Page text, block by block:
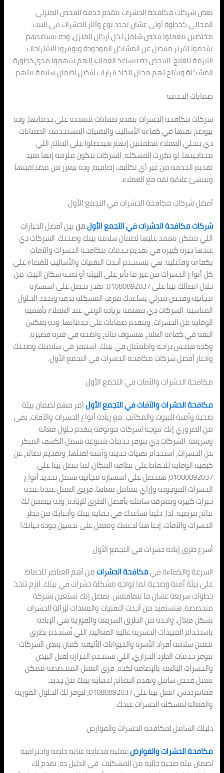
بعض شركات مكافحة الحشرات بتقدم خدمة الفحص المنزلي
المجاني كخطوة أولى عشان تحدد نوع وآثار الحشرات في البيت.
مختصين بيعملوا فحص شامل لكل أركان المنزل، وده بيساعدهم
يقدموا تقرير مفصل عن المشاكل الموجودة ويوفروا الاقتراحات
اللازمة للعلاج. الفحص ده بيساعد العملاء إنهم يفهموا مدى خطورة
المشكلة ويفتح لهم مجال اتخاذ قرارات أفضل لضمان سلامة بيتهم.
ضمانات الخدمة
شركات مكافحة الحشرات بتقدم ضمانات متعددة على خدماتها، وده
بيوضح ثقتها في كفاءة الأساليب والتقنيات المستخدمة. الضمانات
دي بتخلي العملاء مطمئنين إنهم هيحصلوا على النتائج اللي
محتاجينها. لو تكررت المشكلة، الشركات بتكون ملزمة إنها تعيد
تقديم الخدمة من غير أي تكاليف إضافية، وده بيعزز من مصداقيتها
وبينشئ علاقة ثقة مع العملاء.
أفضل شركات مكافحة الحشرات في التجمع الأول
شركات مكافحة الحشرات في التجمع الأولمنبين أفضل الخيارات
اللي ممكن تعتمد عليها لضمان سلامة بيتك وصحتك. الشركات دي
عندها خبرة كبيرة في تقديم خدمات مكافحة الحشرات والآفات
بكفاءة وفاعلية. هي بتستخدم أحدث التقنيات والأساليب للقضاء على
كل أنواع الحشرات من غير ما تأثر على البيئة أو صحة سكان البيت. من
خلال اتصالك بينا على 01080892037، تقدر تحصل على استشارة
مجانية وفحص منزلي يساعدك تعرف المشكلة بدقة وتحدد الحلول
المناسبة. الشركات دي مهتمة بزيادة الوعي عند العملاء بأهمية
الوقاية من الحشرات، وبتقدم ضمانات على خدماتها، وده يعكس
الثقة في كفاءة العلاج. هتشوف نتائج واضحة في فترة قصيرة،
وكده هتحس براحة واطمئنان في بيتك. استثمر في سلامتك وصحتك
واختار أفضل شركات مكافحة الحشرات في التجمع الأول.
مكافحة الحشرات والآفات في التجمع الأول
مكافحة الحشرات والآفات في التجمع الأولأمر مهم لضمان بيئة
صحية وآمنة للبيوت والمكاتب. مع زيادة أنواع الحشرات والآفات، بقى
من الضروري إنك تتوجه لشركات موثوقة بتقدم حلول فعالة
وسريعة. الشركات دي بتوفر خدمات متنوعة تشمل الكشف المبكر
عن الحشرات، استخدام تقنيات حديثة وآمنة لقتلها، وتقديم نصائح عن
كيفية الوقاية للحفاظ على نظافة المكان. لما تتصل بينا على
01080892037، هتحصل على استشارة مجانية تشمل تحديد أنواع
الحشرات الموجودة وإزاي تتعامل معاها. فريق العمل عندنا عنده
خبرات كبيرة ومعرفة شاملة بأفضل الطرق للإبادة، وده بيضمن لك
نتائج مرضية. لذا، خلينا نساعدك في حماية بيتك وأحبابك من خطر
الحشرات والآفات. إحنا هنا لدعمك ونعمل على تحسين جودة حياتك!
أسرع طرق إبادة حشرات في التجمع الأول
السرعة والكفاءة فيمكافحة الحشراتمن أهم العناصر للحفاظ
على بيئة آمنة وصحية. لما تواجه مشكلة حشرات في بيتك، لازم تتخذ
خطوات سريعة عشان ما تتفاقمش. بفضل إنك تستعين بشركة
متخصصة، هتستفيد من أحدث التقنيات والمعدات لإزالة الحشرات
بشكل فعال. واحدة من الطرق السريعة والفورية هي الإبادة
باستخدام المبيدات الحشرية عالية الفعالية، اللي تُستخدم بطرق
تضمن سلامة أفراد الأسرة والحيوانات الأليفة. كمان بعض الشركات
بتوفر خدمات الطرد الحراري، اللي تستخدم الحرارة لقتل البيض
والحشرات البالغة. بالإضافة لكده، فرق العمل المتخصصة ممكن
تعمل فحص شامل وتقدم النصائح لحماية بيتك من جديد.
فماتترددش، اتصل بينا على 01080892037، لنوفر لك الحلول الفورية
والفعالة لمشكلة الحشرات عندك.
دليلك الشامل لمكافحة الحشرات والقوارض
مكافحة الحشرات والقوارضعملية محتاجة عناية خاصة واحترافية
لضمان بيئة صحية خالية من المشكلات. في الدليل ده، نقدم لك